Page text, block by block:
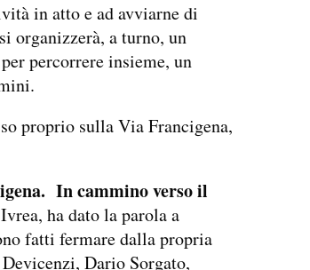
in atto e ad avviarne di
organizzerà, a turno, un
percorrere insieme, un
proprio sulla Via Francigena,
In cammino verso il
ha dato la parola a
fatti fermare dalla propria
Dario Sorgato,